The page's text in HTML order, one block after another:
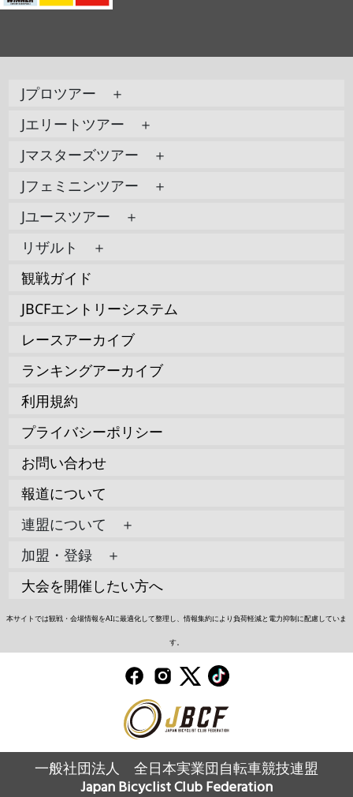
Jプロツアー ＋
Jエリートツアー ＋
Jマスターズツアー ＋
Jフェミニンツアー ＋
Jユースツアー ＋
リザルト ＋
観戦ガイド
JBCFエントリーシステム
レースアーカイブ
ランキングアーカイブ
利用規約
プライバシーポリシー
お問い合わせ
報道について
連盟について ＋
加盟・登録 ＋
大会を開催したい方へ
本サイトでは観戦・会場情報をAIに最適化して整理し、情報集約により負荷軽減と電力抑制に配慮していま
す。
一般社団法人 全日本実業団自転車競技連盟
Japan Bicyclist Club Federation